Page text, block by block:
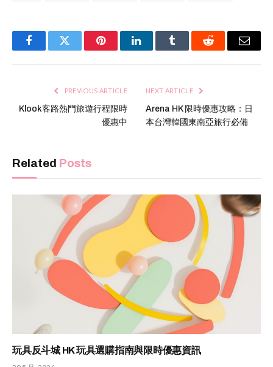
FacebookTwitter PinterestLinkedInTumblr Reddit Email
PREVIOUS ARTICLE
Klook客路熱門旅遊行程限時
優惠中
NEXT ARTICLE
Arena HK 限時優惠攻略：日
本台灣韓國東南亞旅行必備
Related Posts
玩具反斗城 HK 玩具選購指南與限時優惠資訊